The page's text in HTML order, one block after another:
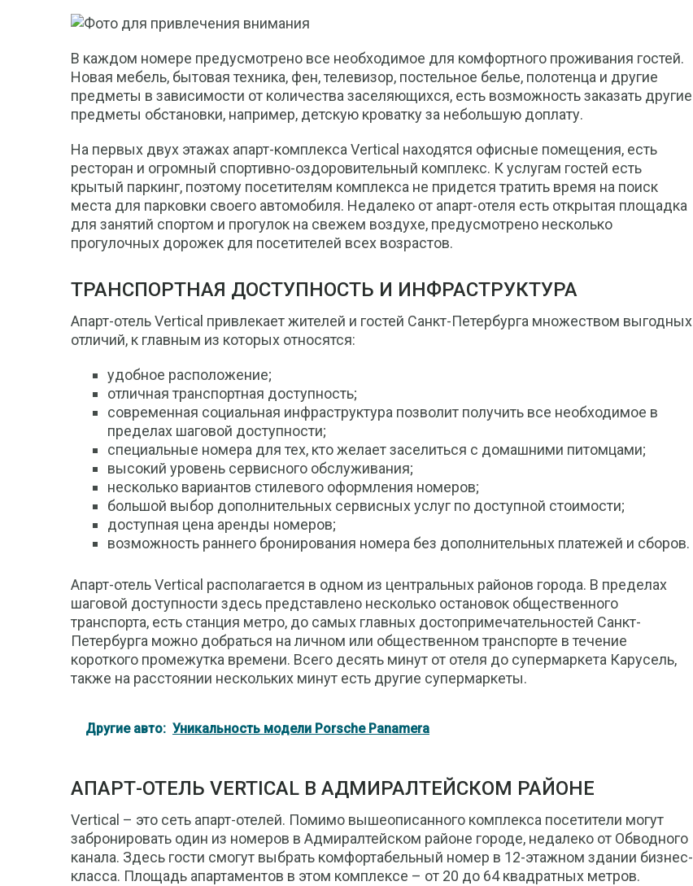
В каждом номере предусмотрено все необходимое для комфортного проживания гостей.
Новая мебель, бытовая техника, фен, телевизор, постельное белье, полотенца и другие
предметы в зависимости от количества заселяющихся, есть возможность заказать другие
предметы обстановки, например, детскую кроватку за небольшую доплату.
На первых двух этажах апарт-комплекса Vertical находятся офисные помещения, есть
ресторан и огромный спортивно-оздоровительный комплекс. К услугам гостей есть
крытый паркинг, поэтому посетителям комплекса не придется тратить время на поиск
места для парковки своего автомобиля. Недалеко от апарт-отеля есть открытая площадка
для занятий спортом и прогулок на свежем воздухе, предусмотрено несколько
прогулочных дорожек для посетителей всех возрастов.
ТРАНСПОРТНАЯ ДОСТУПНОСТЬ И ИНФРАСТРУКТУРА
Апарт-отель Vertical привлекает жителей и гостей Санкт-Петербурга множеством выгодных
отличий, к главным из которых относятся:
удобное расположение;
отличная транспортная доступность;
современная социальная инфраструктура позволит получить все необходимое в
пределах шаговой доступности;
специальные номера для тех, кто желает заселиться с домашними питомцами;
высокий уровень сервисного обслуживания;
несколько вариантов стилевого оформления номеров;
большой выбор дополнительных сервисных услуг по доступной стоимости;
доступная цена аренды номеров;
возможность раннего бронирования номера без дополнительных платежей и сборов.
Апарт-отель Vertical располагается в одном из центральных районов города. В пределах
шаговой доступности здесь представлено несколько остановок общественного
транспорта, есть станция метро, до самых главных достопримечательностей Санкт-
Петербурга можно добраться на личном или общественном транспорте в течение
короткого промежутка времени. Всего десять минут от отеля до супермаркета Карусель,
также на расстоянии нескольких минут есть другие супермаркеты.
Другие авто: Уникальность модели Porsche Panamera
АПАРТ-ОТЕЛЬ VERTICAL В АДМИРАЛТЕЙСКОМ РАЙОНЕ
Vertical – это сеть апарт-отелей. Помимо вышеописанного комплекса посетители могут
забронировать один из номеров в Адмиралтейском районе городе, недалеко от Обводного
канала. Здесь гости смогут выбрать комфортабельный номер в 12-этажном здании бизнес-
класса. Площадь апартаментов в этом комплексе – от 20 до 64 квадратных метров.